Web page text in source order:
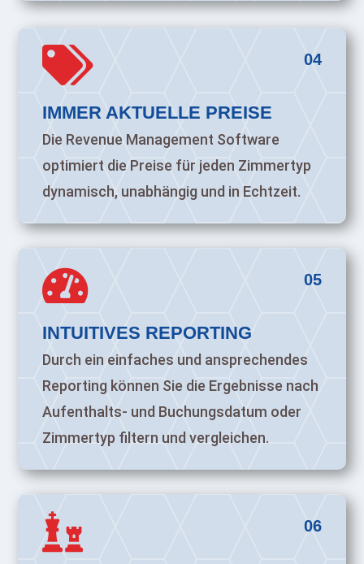
04

IMMER AKTUELLE PREISE
Die Revenue Management Software
optimiert die Preise für jeden Zimmertyp
dynamisch, unabhängig und in Echtzeit.
05

INTUITIVES REPORTING
Durch ein einfaches und ansprechendes
Reporting können Sie die Ergebnisse nach
Aufenthalts- und Buchungsdatum oder
Zimmertyp filtern und vergleichen.
06
